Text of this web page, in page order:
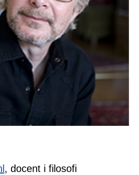
, docent i filosofi